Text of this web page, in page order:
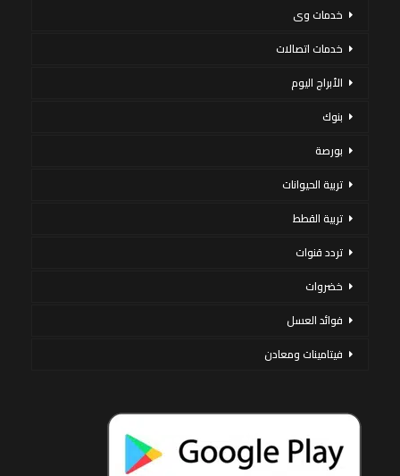
خدمات وى
خدمات اتصالات
الأبراج اليوم
بنوك
بورصة
تربية الحيوانات
تربية القطط
تردد قنوات
خضروات
فوائد العسل
فيتامينات ومعادن